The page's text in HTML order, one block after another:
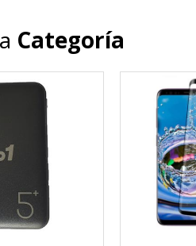
Categoría